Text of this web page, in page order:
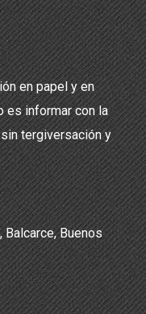
en papel y en
es informar con la
tergiversación y
Balcarce, Buenos